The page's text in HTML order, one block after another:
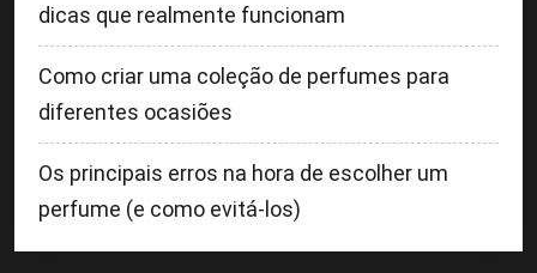
dicas que realmente funcionam
Como criar uma coleção de perfumes para
diferentes ocasiões
Os principais erros na hora de escolher um
perfume (e como evitá-los)